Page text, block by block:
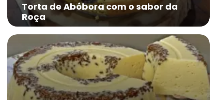
Torta de Abóbora com o sabor da
Roça